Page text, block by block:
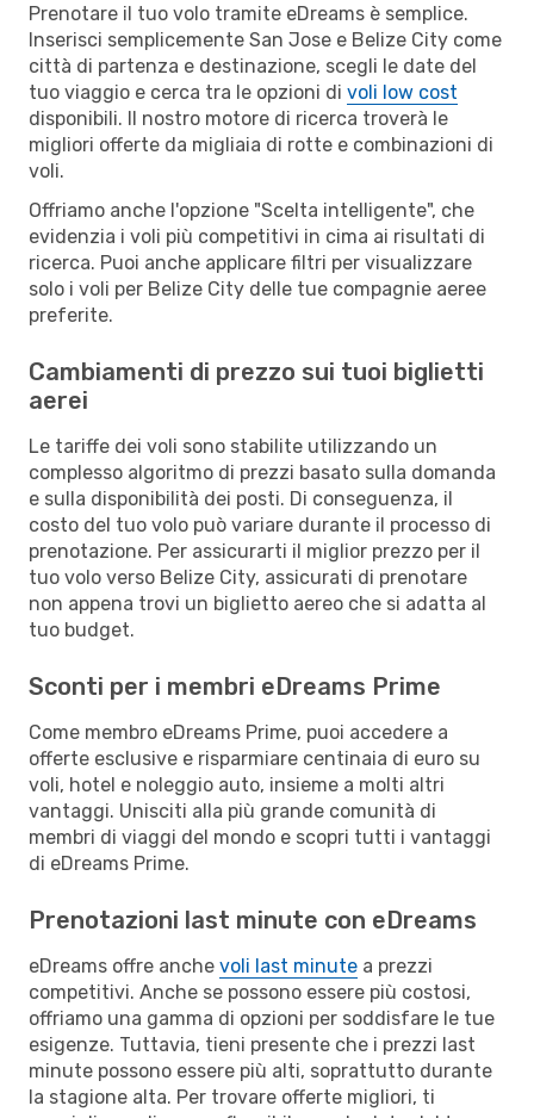
Prenotare il tuo volo tramite eDreams è semplice.
Inserisci semplicemente San Jose e Belize City come
città di partenza e destinazione, scegli le date del
tuo viaggio e cerca tra le opzioni di voli low cost
disponibili. Il nostro motore di ricerca troverà le
migliori offerte da migliaia di rotte e combinazioni di
voli.
Offriamo anche l'opzione "Scelta intelligente", che
evidenzia i voli più competitivi in cima ai risultati di
ricerca. Puoi anche applicare filtri per visualizzare
solo i voli per Belize City delle tue compagnie aeree
preferite.
Cambiamenti di prezzo sui tuoi biglietti
aerei
Le tariffe dei voli sono stabilite utilizzando un
complesso algoritmo di prezzi basato sulla domanda
e sulla disponibilità dei posti. Di conseguenza, il
costo del tuo volo può variare durante il processo di
prenotazione. Per assicurarti il miglior prezzo per il
tuo volo verso Belize City, assicurati di prenotare
non appena trovi un biglietto aereo che si adatta al
tuo budget.
Sconti per i membri eDreams Prime
Come membro eDreams Prime, puoi accedere a
offerte esclusive e risparmiare centinaia di euro su
voli, hotel e noleggio auto, insieme a molti altri
vantaggi. Unisciti alla più grande comunità di
membri di viaggi del mondo e scopri tutti i vantaggi
di eDreams Prime.
Prenotazioni last minute con eDreams
eDreams offre anche voli last minute a prezzi
competitivi. Anche se possono essere più costosi,
offriamo una gamma di opzioni per soddisfare le tue
esigenze. Tuttavia, tieni presente che i prezzi last
minute possono essere più alti, soprattutto durante
la stagione alta. Per trovare offerte migliori, ti